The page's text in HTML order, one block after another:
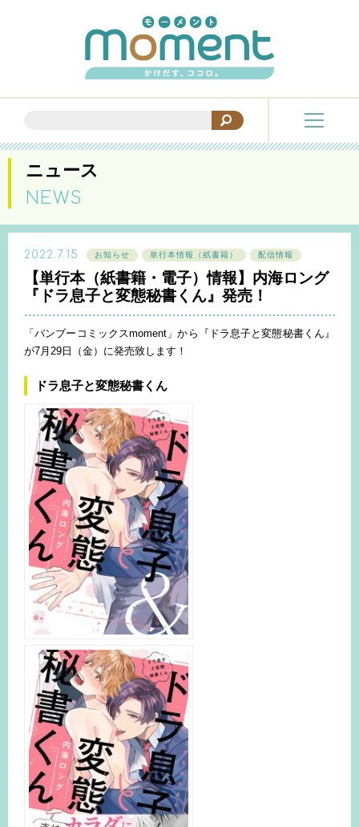
ニュース
NEWS
2022.7.15 お知らせ 単行本情報（紙書籍） 配信情報
【単行本（紙書籍・電子）情報】内海ロング
『ドラ息子と変態秘書くん』発売！
「バンブーコミックスmoment」から『ドラ息子と変態秘書くん』
が7月29日（金）に発売致します！
ドラ息子と変態秘書くん